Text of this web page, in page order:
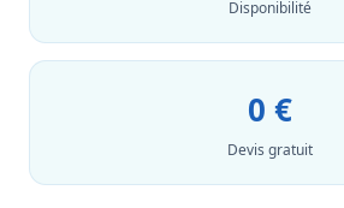
Disponibilité
0 €
Devis gratuit